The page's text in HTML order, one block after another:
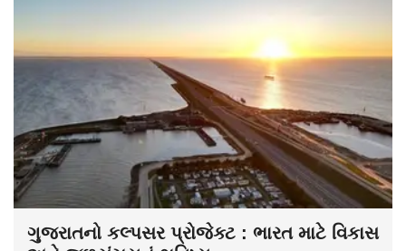
ગુજરાતનો કલ્પસર પ્રોજેક્ટ : ભારત માટે વિકાસ